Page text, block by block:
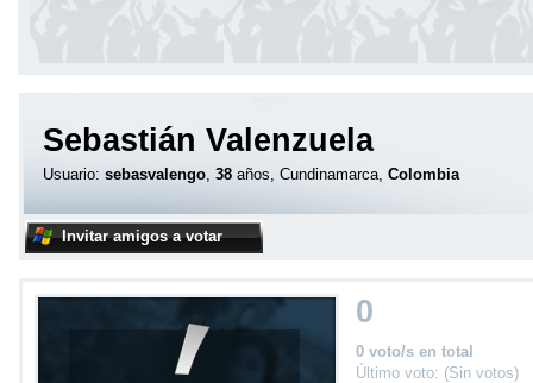
Sebastián Valenzuela
Usuario: sebasvalengo, 38 años, Cundinamarca, Colombia
Invitar amigos a votar
0
0 voto/s en total
Último voto: (Sin votos)